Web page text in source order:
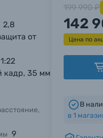
2,8
от
1:22
кадр, 35 мм
9
199 990 ₽
142
Цена по
В
в 1